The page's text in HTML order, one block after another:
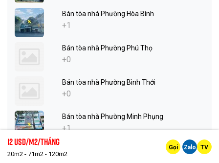
Bán tòa nhà Phường Hòa Bình
+1
Bán tòa nhà Phường Phú Thọ
+0
Bán tòa nhà Phường Bình Thới
+0
Bán tòa nhà Phường Minh Phụng
+1
Bán tòa nhà Phường An Lạc
12 Usd/m2/tháng
20m2 - 71m2 - 120m2
Gọi Zalo TV